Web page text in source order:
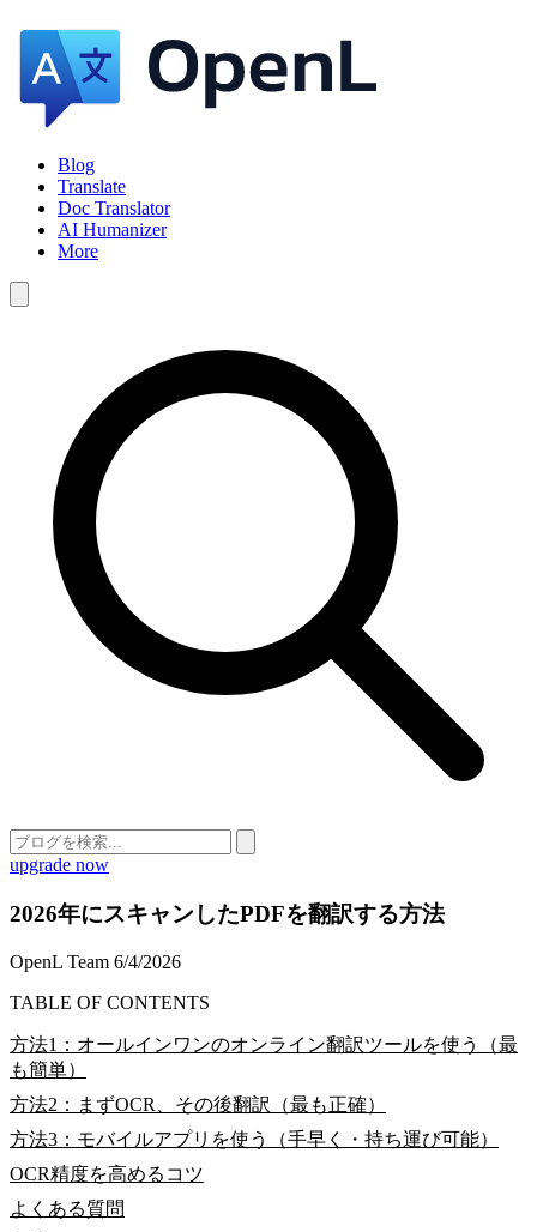
Blog
Translate
Doc Translator
AI Humanizer
More
upgrade now
2026年にスキャンしたPDFを翻訳する方法
OpenL Team 6/4/2026
TABLE OF CONTENTS
方法1：オールインワンのオンライン翻訳ツールを使う（最
も簡単）
方法2：まずOCR、その後翻訳（最も正確）
方法3：モバイルアプリを使う（手早く・持ち運び可能）
OCR精度を高めるコツ
よくある質問